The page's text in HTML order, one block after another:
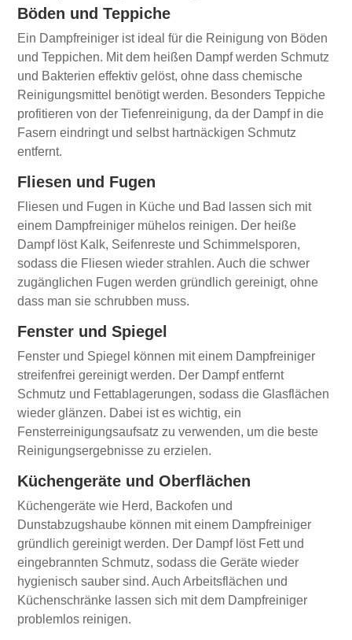
Böden und Teppiche
Ein Dampfreiniger ist ideal für die Reinigung von Böden
und Teppichen. Mit dem heißen Dampf werden Schmutz
und Bakterien effektiv gelöst, ohne dass chemische
Reinigungsmittel benötigt werden. Besonders Teppiche
profitieren von der Tiefenreinigung, da der Dampf in die
Fasern eindringt und selbst hartnäckigen Schmutz
entfernt.
Fliesen und Fugen
Fliesen und Fugen in Küche und Bad lassen sich mit
einem Dampfreiniger mühelos reinigen. Der heiße
Dampf löst Kalk, Seifenreste und Schimmelsporen,
sodass die Fliesen wieder strahlen. Auch die schwer
zugänglichen Fugen werden gründlich gereinigt, ohne
dass man sie schrubben muss.
Fenster und Spiegel
Fenster und Spiegel können mit einem Dampfreiniger
streifenfrei gereinigt werden. Der Dampf entfernt
Schmutz und Fettablagerungen, sodass die Glasflächen
wieder glänzen. Dabei ist es wichtig, ein
Fensterreinigungsaufsatz zu verwenden, um die beste
Reinigungsergebnisse zu erzielen.
Küchengeräte und Oberflächen
Küchengeräte wie Herd, Backofen und
Dunstabzugshaube können mit einem Dampfreiniger
gründlich gereinigt werden. Der Dampf löst Fett und
eingebrannten Schmutz, sodass die Geräte wieder
hygienisch sauber sind. Auch Arbeitsflächen und
Küchenschränke lassen sich mit dem Dampfreiniger
problemlos reinigen.